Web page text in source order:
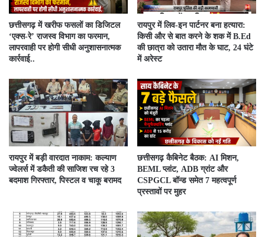
​छत्तीसगढ़ में खरीफ फसलों का डिजिटल
‘एक्स-रे’ राजस्व विभाग का फरमान,
लापरवाही पर होगी सीधी अनुशासनात्मक
कार्रवाई..
रायपुर में लिव-इन पार्टनर बना हत्यारा:
किसी और से बात करने के शक में B.Ed
की छात्रा को उतारा मौत के घाट, 24 घंटे
में अरेस्ट
रायपुर में बड़ी वारदात नाकाम: कल्याण
ज्वेलर्स में डकैती की साजिश रच रहे 3
बदमाश गिरफ्तार, पिस्टल व चाकू बरामद
छत्तीसगढ़ कैबिनेट बैठक: AI मिशन,
BEML प्लांट, ADB ग्रांट और
CSPGCL बॉन्ड समेत 7 महत्वपूर्ण
प्रस्तावों पर मुहर